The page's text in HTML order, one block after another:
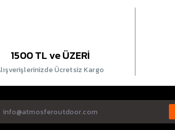
1500 TL ve ÜZERİ
Ücretsiz Kargo